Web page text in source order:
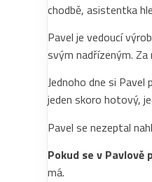
chodbě, asistentka
Pavel je vedoucí
svým nadřízeným.
Jednoho dne si
jeden skoro hotový,
Pavel se nezeptal
Pokud se v
má.